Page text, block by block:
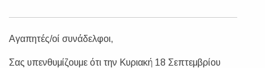
Αγαπητές/οί συνάδελφοι,
Σας υπενθυμίζουμε ότι την Κυριακή 18 Σεπτεμβρίου